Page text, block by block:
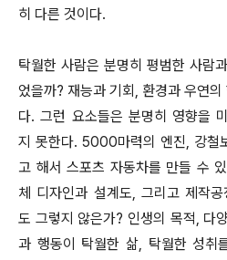
히 다른 것이다.
탁월한 사람은 분명히 평범한 사람
었을까? 재능과 기회, 환경과 우연
다. 그런 요소들은 분명히 영향을
지 못한다. 5000마력의 엔진, 강철
고 해서 스포츠 자동차를 만들 수
체 디자인과 설계도, 그리고 제작
도 그렇지 않은가? 인생의 목적, 다
과 행동이 탁월한 삶, 탁월한 성취